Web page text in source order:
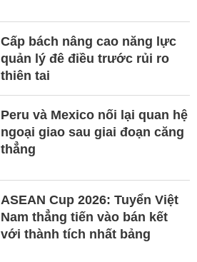
Cấp bách nâng cao năng lực
quản lý đê điều trước rủi ro
thiên tai
Peru và Mexico nối lại quan hệ
ngoại giao sau giai đoạn căng
thẳng
ASEAN Cup 2026: Tuyển Việt
Nam thẳng tiến vào bán kết
với thành tích nhất bảng